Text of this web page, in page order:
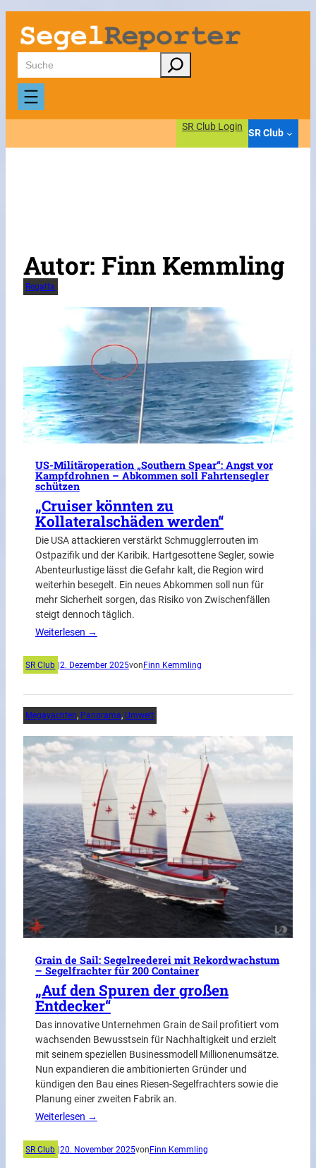
Zum
Inhalt
springen
Suchen
SR Club Login
SR Club
Autor: Finn Kemmling
Regatta
US-Militäroperation „Southern Spear“: Angst vor
Kampfdrohnen – Abkommen soll Fahrtensegler
schützen
„Cruiser könnten zu
Kollateralschäden werden“
Die USA attackieren verstärkt Schmugglerrouten im
Ostpazifik und der Karibik. Hartgesottene Segler, sowie
Abenteurlustige lässt die Gefahr kalt, die Region wird
weiterhin besegelt. Ein neues Abkommen soll nun für
mehr Sicherheit sorgen, das Risiko von Zwischenfällen
steigt dennoch täglich.
Weiterlesen →
SR Club |2. Dezember 2025vonFinn Kemmling
Megayachten, Panorama, Umwelt
Grain de Sail: Segelreederei mit Rekordwachstum
– Segelfrachter für 200 Container
„Auf den Spuren der großen
Entdecker“
Das innovative Unternehmen Grain de Sail profitiert vom
wachsenden Bewusstsein für Nachhaltigkeit und erzielt
mit seinem speziellen Businessmodell Millionenumsätze.
Nun expandieren die ambitionierten Gründer und
kündigen den Bau eines Riesen-Segelfrachters sowie die
Planung einer zweiten Fabrik an.
Weiterlesen →
SR Club |20. November 2025vonFinn Kemmling